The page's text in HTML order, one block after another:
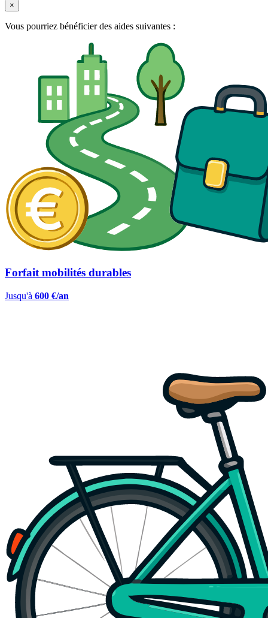
×
Vous pourriez bénéficier des aides suivantes :
Forfait mobilités durables
Jusqu'à 600 €/an